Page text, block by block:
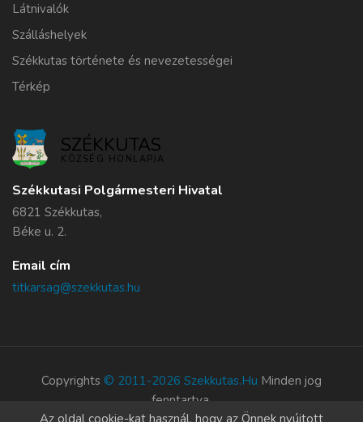
Látnivalók
Szálláshelyek
Székkutas története és nevezetességei
Térkép
SZÉKKUTAS
KÖZSÉG HONLAPJA
Székkutasi Polgármesteri Hivatal
6821 Székkutas,
Béke u. 2.
Email cím
titkarsag@szekkutas.hu
Copyrights © 2011-2026 Szekkutas.hu Minden jog
fenntartva.
Az oldal cookie-kat használ, hogy az Önnek nyújtott